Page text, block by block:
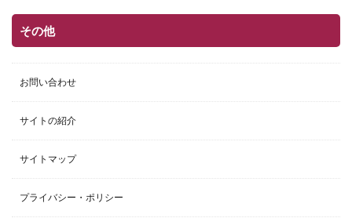
その他
お問い合わせ
サイトの紹介
サイトマップ
プライバシー・ポリシー